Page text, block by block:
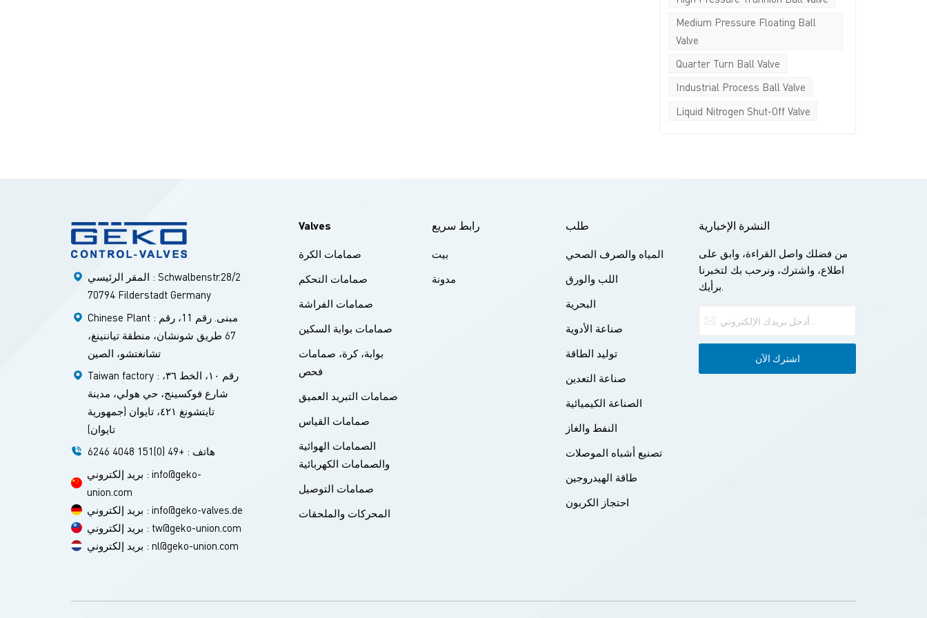
Medium Pressure Floating Ball
Valve
Quarter Turn Ball Valve
Industrial Process Ball Valve
Liquid Nitrogen Shut-Off Valve
المقر الرئيسي : Schwalbenstr.28/2
70794 Filderstadt Germany
Chinese Plant : مبنى. رقم 11، رقم
67 طريق شونشان، منطقة تياننينغ،
تشانغتشو، الصين
Taiwan factory : رقم ١٠، الخط ٣٦،
شارع فوكسينج، حي هولي، مدينة
تايتشونغ ٤٢١، تايوان (جمهورية
تايوان)
هاتف : +49 (0)151 4048 6246
بريد إلكتروني : info@geko-
union.com
بريد إلكتروني : info@geko-valves.de
بريد إلكتروني : tw@geko-union.com
بريد إلكتروني : nl@geko-union.com
Valves
صمامات الكرة
صمامات التحكم
صمامات الفراشة
صمامات بوابة السكين
بوابة، كرة، صمامات
فحص
صمامات التبريد العميق
صمامات القياس
الصمامات الهوائية
والصمامات الكهربائية
صمامات التوصيل
المحركات والملحقات
رابط سريع
بيت
مدونة
طلب
المياه والصرف الصحي
اللب والورق
البحرية
صناعة الأدوية
توليد الطاقة
صناعة التعدين
الصناعة الكيميائية
النفط والغاز
تصنيع أشباه الموصلات
طاقة الهيدروجين
احتجاز الكربون
النشرة الإخبارية
من فضلك واصل القراءة، وابق على
اطلاع، واشترك، ونرحب بك لتخبرنا
برأيك.